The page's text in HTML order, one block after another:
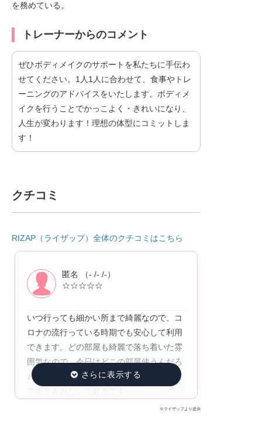
を務めている。
トレーナーからのコメント
ぜひボディメイクのサポートを私たちに手伝わ
せてください。1人1人に合わせて、食事やトレ
ーニングのアドバイスをいたします。ボディメ
イクを行うことでかっこよく・きれいになり、
人生が変わります！理想の体型にコミットしま
す！
クチコミ
RIZAP（ライザップ）全体のクチコミはこちら
匿名 （- /- /-）
☆☆☆☆☆
いつ行っても細かい所まで綺麗なので、コ
ロナの流行っている時期でも安心して利用
できます。どの部屋も綺麗で落ち着いた雰
囲気なので、今日はどこの部屋使うんだろ
♪と楽しみの1つです。更衣室も落ち着いて
※ライザップより提供